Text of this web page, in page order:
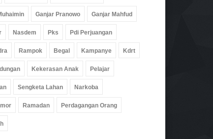
Ganjar Pranowo Ganjar Mahfud
Nasdem Pks Pdi Perjuangan
Rampok Begal Kampanye Kdrt
Kekerasan Anak Pelajar
Sengketa Lahan Narkoba
Ramadan Perdagangan Orang